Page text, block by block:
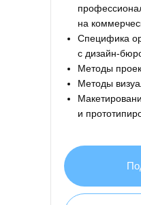
на
Специфика
с дизайн-
Методы
Методы
и